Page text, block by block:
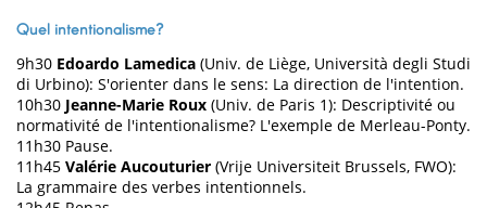
Quel intentionalisme?
9h30 Edoardo Lamedica (Univ. de Liège, Università degli Studi
di Urbino): S'orienter dans le sens: La direction de l'intention.
10h30 Jeanne-Marie Roux (Univ. de Paris 1): Descriptivité ou
normativité de l'intentionalisme? L'exemple de Merleau-Ponty.
11h30 Pause.
11h45 Valérie Aucouturier (Vrije Universiteit Brussels, FWO):
La grammaire des verbes intentionnels.